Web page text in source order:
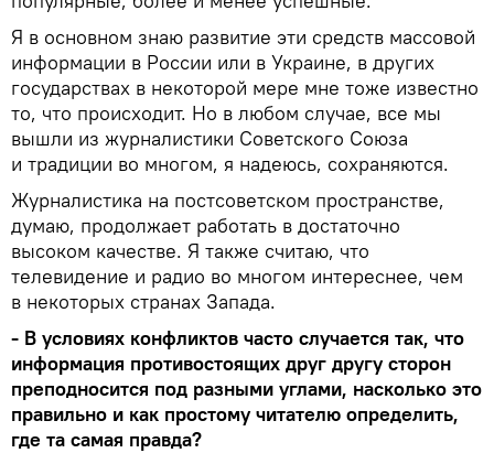
Я в основном знаю развитие эти средств массовой
информации в России или в Украине, в других
государствах в некоторой мере мне тоже известно
то, что происходит. Но в любом случае, все мы
вышли из журналистики Советского Союза
и традиции во многом, я надеюсь, сохраняются.
Журналистика на постсоветском пространстве,
думаю, продолжает работать в достаточно
высоком качестве. Я также считаю, что
телевидение и радио во многом интереснее, чем
в некоторых странах Запада.
- В условиях конфликтов часто случается так, что
информация противостоящих друг другу сторон
преподносится под разными углами, насколько это
правильно и как простому читателю определить,
где та самая правда?